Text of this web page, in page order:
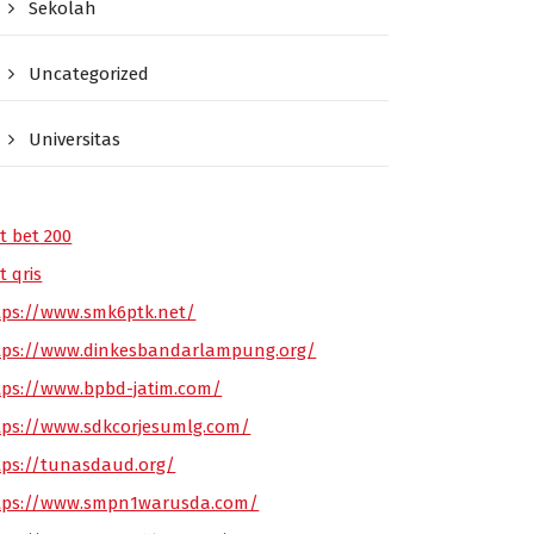
Sekolah
Uncategorized
Universitas
bet 200
qris
www.smk6ptk.net/
www.dinkesbandarlampung.org/
www.bpbd-jatim.com/
www.sdkcorjesumlg.com/
tunasdaud.org/
www.smpn1warusda.com/